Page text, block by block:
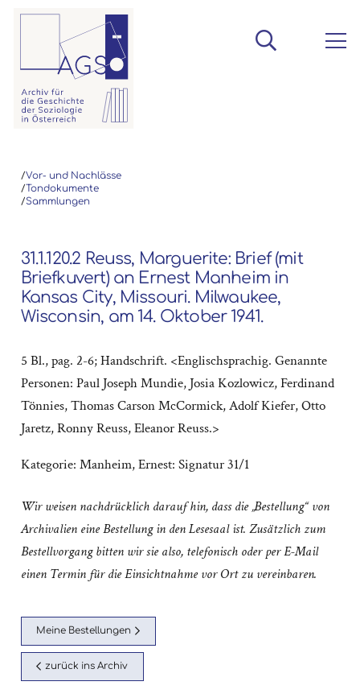
/Vor- und Nachlässe
/Tondokumente
/Sammlungen
31.1.120.2 Reuss, Marguerite: Brief (mit
Briefkuvert) an Ernest Manheim in
Kansas City, Missouri. Milwaukee,
Wisconsin, am 14. Oktober 1941.
5 Bl., pag. 2-6; Handschrift. <Englischsprachig. Genannte
Personen: Paul Joseph Mundie, Josia Kozlowicz, Ferdinand
Tönnies, Thomas Carson McCormick, Adolf Kiefer, Otto
Jaretz, Ronny Reuss, Eleanor Reuss.>
Kategorie: Manheim, Ernest: Signatur 31/1
Wir weisen nachdrücklich darauf hin, dass die „Bestellung“ von
Archivalien eine Bestellung in den Lesesaal ist. Zusätzlich zum
Bestellvorgang bitten wir sie also, telefonisch oder per E-Mail
einen Termin für die Einsichtnahme vor Ort zu vereinbaren.
Meine Bestellungen
zurück ins Archiv